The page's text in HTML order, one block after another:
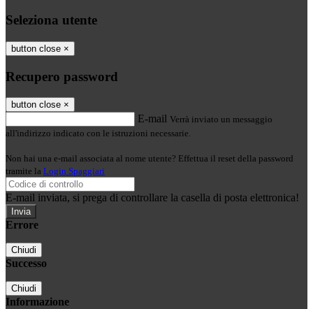
Seleziona utente
button close ×
Recupero password
button close ×
E-mail Verrà inviato un messaggio
all'indirizzo indicato con le istruzioni necessarie.
Non hai una e-mail associata al nome utente? Effettua il reset della password
tramite la Login Spaggiari
E-mail inviata, si prega di controllare la casella di posta elettronica!
Errore
Chiudi
Successo
Chiudi
Informazione